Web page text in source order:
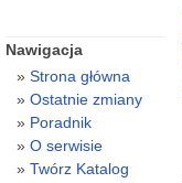
Nawigacja
Strona główna
Ostatnie zmiany
Poradnik
O serwisie
Twórz Katalog